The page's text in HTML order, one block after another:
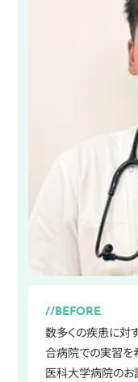
BEFORE
数多くの疾患に対
合病院での実習を
医科大学病院のお